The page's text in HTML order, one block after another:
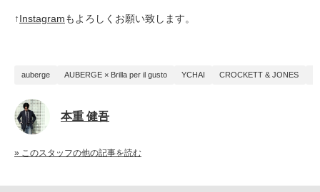
↑Instagramもよろしくお願い致します。
auberge AUBERGE × Brilla per il gusto YCHAI CROCKETT & JONES
本重 健吾
» このスタッフの他の記事を読む